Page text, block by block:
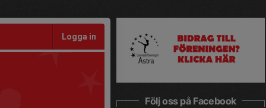
Logga in
Följ oss på Facebook